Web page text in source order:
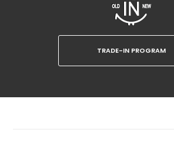
TRADE-IN PROGRAM